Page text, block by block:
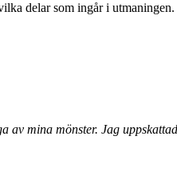
delar som ingår i utmaningen.
mina mönster. Jag